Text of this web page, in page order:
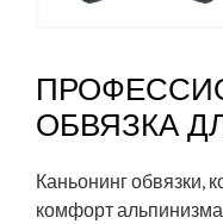
ОБВЯЗКА
Каньонинг обвязки,
комфорт альпинизма